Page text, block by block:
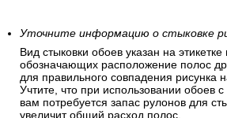
Уточните информацию о стыковке
Вид стыковки обоев указан на этикетке
обозначающих расположение полос
для правильного совпадения рисунка
Учтите, что при использовании обоев
вам потребуется запас рулонов для
увеличит общий расход полос.